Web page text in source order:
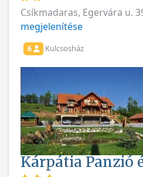
Csíkmadaras, Egervára u.
megjelenítése
6 Kulcsosház
Kárpátia Panzió